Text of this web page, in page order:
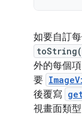
如要自訂
外的每個
要
後覆寫
視畫面類型